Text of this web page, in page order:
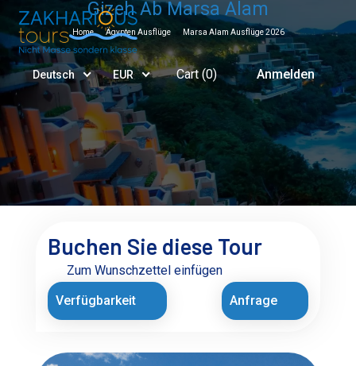
Deutsch EUR Cart (0) Anmelden
Gizeh Ab Marsa Alam
Home Ägypten Ausflüge Marsa Alam Ausflüge 2026
Buchen Sie diese Tour
Zum Wunschzettel einfügen
Verfügbarkeit
Anfrage